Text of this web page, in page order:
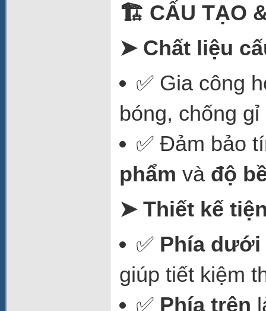
🏗️ CẤU TẠO
➤ Chất liệu
✅ Gia công
bóng, chống gỉ
✅ Đảm bảo
phẩm và độ
➤ Thiết kế
✅ Phía dưới
giúp tiết kiệm
✅ Phía trên